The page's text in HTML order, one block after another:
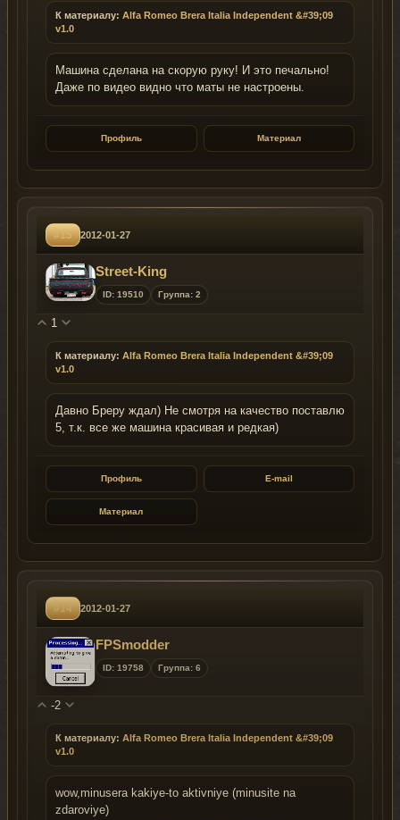
К материалу: Alfa Romeo Brera Italia Independent &#39;09
v1.0
Машина сделана на скорую руку! И это печально!
Даже по видео видно что маты не настроены.
Профиль Материал
#15 2012-01-27
Street-King
ID: 19510 Группа: 2
1
К материалу: Alfa Romeo Brera Italia Independent &#39;09
v1.0
Давно Бреру ждал) Не смотря на качество поставлю
5, т.к. все же машина красивая и редкая)
Профиль E-mail
Материал
#14 2012-01-27
FPSmodder
ID: 19758 Группа: 6
-2
К материалу: Alfa Romeo Brera Italia Independent &#39;09
v1.0
wow,minusera kakiye-to aktivniye (minusite na
zdaroviye)